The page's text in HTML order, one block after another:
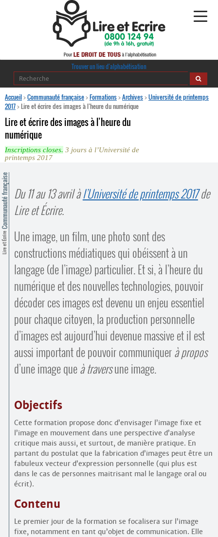
Alphabétisation
Comprendre et parler
Bienvenue en Belgique
Espace presse
Trouver un lieu d’alphabétisation
Trouver un lieu d’alphabétisation
Accueil>Communauté française>Formations>Archives>Université de printemps
2017>Lire et écrire des images à l’heure du numérique
Lire et écrire des images à l’heure du
numérique
Inscriptions closes. 3 jours à l’Université de
printemps 2017
Lire et Écrire
Communauté française Du 11 au 13 avril àl’Université de printemps 2017de
Lire et Écrire.
Une image, un film, une photo sont des
constructions médiatiques qui obéissent à un
langage (de l’image) particulier. Et si, à l’heure du
numérique et des nouvelles technologies, pouvoir
décoder ces images est devenu un enjeu essentiel
pour chaque citoyen, la production personnelle
d’images est aujourd’hui devenue massive et il est
aussi important de pouvoir communiquerà propos
d’une image queà traversune image.
Objectifs
Cette formation propose donc d’envisager l’image fixe et
l’image en mouvement dans une perspective d’analyse
critique mais aussi, et surtout, de manière pratique. En
partant du postulat que la fabrication d’images peut être un
fabuleux vecteur d’expression personnelle (qui plus est
dans le cas de personnes maitrisant mal le langage oral ou
écrit).
Contenu
Le premier jour de la formation se focalisera sur l’image
fixe, notamment en tant qu’objet de communication. Elle